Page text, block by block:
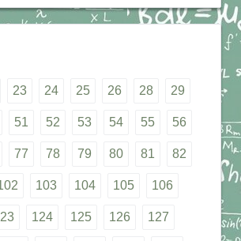
23 24 25 26 28 29
51 52 53 54 55 56
77 78 79 80 81 82
103 104 105 106
124 125 126 127